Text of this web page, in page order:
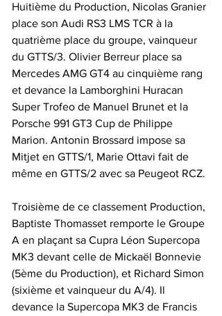
Huitième du Production, Nicolas Granier
place son Audi RS3 LMS TCR à la
quatrième place du groupe, vainqueur
du GTTS/3. Olivier Berreur place sa
Mercedes AMG GT4 au cinquième rang
et devance la Lamborghini Huracan
Super Trofeo de Manuel Brunet et la
Porsche 991 GT3 Cup de Philippe
Marion. Antonin Brossard impose sa
Mitjet en GTTS/1, Marie Ottavi fait de
même en GTTS/2 avec sa Peugeot RCZ.
Troisième de ce classement Production,
Baptiste Thomasset remporte le Groupe
A en plaçant sa Cupra Léon Supercopa
MK3 devant celle de Mickaël Bonnevie
(5ème du Production), et Richard Simon
(sixième et vainqueur du A/4). Il
devance la Supercopa MK3 de Francis